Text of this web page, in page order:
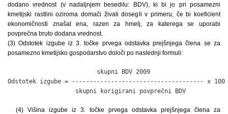
dodano vrednost (v nadaljnjem besedilu: BDV), ki bi jo pri posamezni
kmetijski rastlini oziroma domači živali dosegli v primeru, če bi koeficient
ekonomičnosti znašal ena, razen za hmelj, za katerega se uporabi
povprečna bruto dodana vrednost.
(3) Odstotek izgube iz 3. točke prvega odstavka prejšnjega člena se za
posamezno kmetijsko gospodarstvo določi po naslednji formuli:
skupni BDV 2009
Odstotek izgube = ------------------------------------- x 100
                   skupni korigirani povprečni BDV
(4) Višina izgube iz 3. točke prvega odstavka prejšnjega člena za